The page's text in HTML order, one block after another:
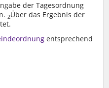
der Tagesordnung
2Über das Ergebnis der
entsprechend